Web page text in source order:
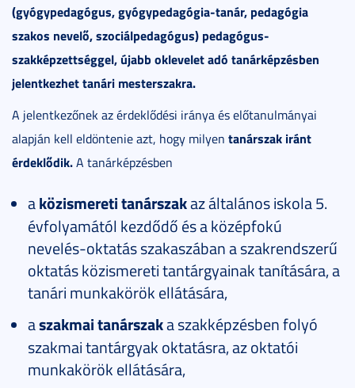
(gyógypedagógus, gyógypedagógia-tanár, pedagógia
szakos nevelő, szociálpedagógus) pedagógus-
szakképzettséggel, újabb oklevelet adó tanárképzésben
jelentkezhet tanári mesterszakra.
A jelentkezőnek az érdeklődési iránya és előtanulmányai
alapján kell eldöntenie azt, hogy milyen tanárszak iránt
érdeklődik.A tanárképzésben
aközismereti tanárszakaz általános iskola 5.
évfolyamától kezdődő és a középfokú
nevelés-oktatás szakaszában a szakrendszerű
oktatás közismereti tantárgyainak tanítására, a
tanári munkakörök ellátására,
aszakmai tanárszaka szakképzésben folyó
szakmai tantárgyak oktatásra, az oktatói
munkakörök ellátására,